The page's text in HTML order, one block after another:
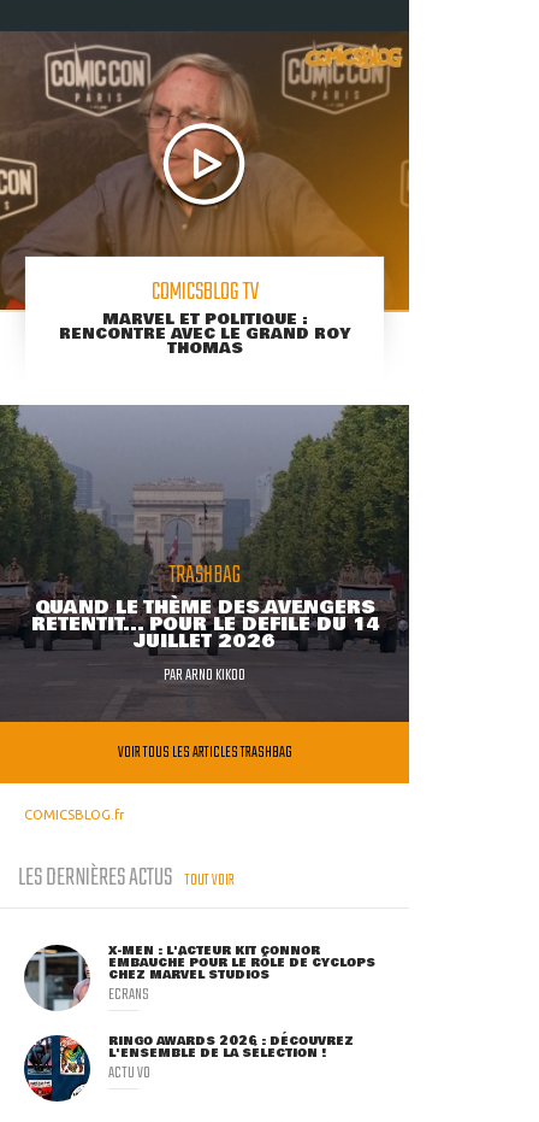
COMICSBLOG TV
MARVEL ET POLITIQUE :
RENCONTRE AVEC LE GRAND ROY
THOMAS
TRASHBAG
QUAND LE THÈME DES AVENGERS
RETENTIT... POUR LE DÉFILÉ DU 14
JUILLET 2026
PARARNO KIKOO
VOIR TOUS LES ARTICLES TRASHBAG
COMICSBLOG.fr
LES DERNIÈRES ACTUS TOUT VOIR
X-MEN : L'ACTEUR KIT CONNOR
EMBAUCHÉ POUR LE RÔLE DE CYCLOPS
CHEZ MARVEL STUDIOS
ECRANS
RINGO AWARDS 2026 : DÉCOUVREZ
L'ENSEMBLE DE LA SÉLECTION !
ACTU VO